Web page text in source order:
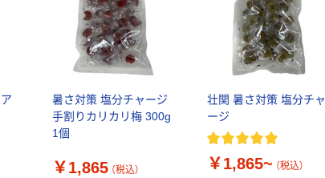
暑さ対策 塩分チャージ
手割りカリカリ梅 300g
1個
￥1,865 （税込）
壮関 暑さ対策 塩分チャ
ージ
￥1,865~ （税込）